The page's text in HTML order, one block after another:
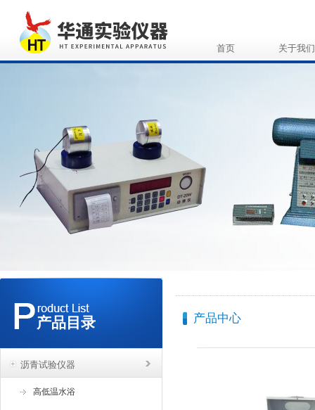
首页 关于我们
产品目录
沥青试验仪器
高低温水浴
产品中心